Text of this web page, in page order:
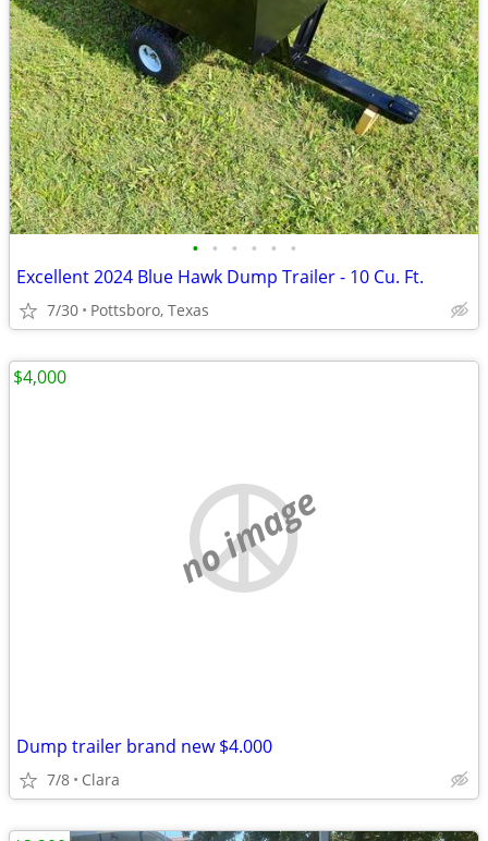
• • • • • •
Excellent 2024 Blue Hawk Dump Trailer - 10 Cu. Ft.
7/30 Pottsboro, Texas
no image
Dump trailer brand new $4.000
7/8 Clara
$4,000